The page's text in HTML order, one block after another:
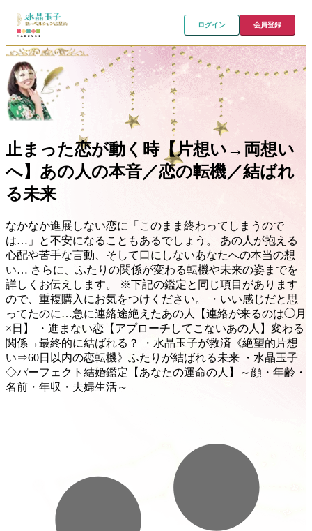
ログイン 会員登録
止まった恋が動く時【片想い→両想い
へ】あの人の本音／恋の転機／結ばれ
る未来
なかなか進展しない恋に「このまま終わってしまうので
は…」と不安になることもあるでしょう。 あの人が抱える
心配や苦手な言動、そして口にしないあなたへの本当の想
い… さらに、ふたりの関係が変わる転機や未来の姿までを
詳しくお伝えします。 ※下記の鑑定と同じ項目があります
ので、重複購入にお気をつけください。 ・いい感じだと思
ってたのに…急に連絡途絶えたあの人【連絡が来るのは◯月
×日】 ・進まない恋【アプローチしてこないあの人】変わる
関係→最終的に結ばれる？ ・水晶玉子が救済《絶望的片想
い⇒60日以内の恋転機》ふたりが結ばれる未来 ・水晶玉子
◇パーフェクト結婚鑑定【あなたの運命の人】～顔・年齢・
名前・年収・夫婦生活～